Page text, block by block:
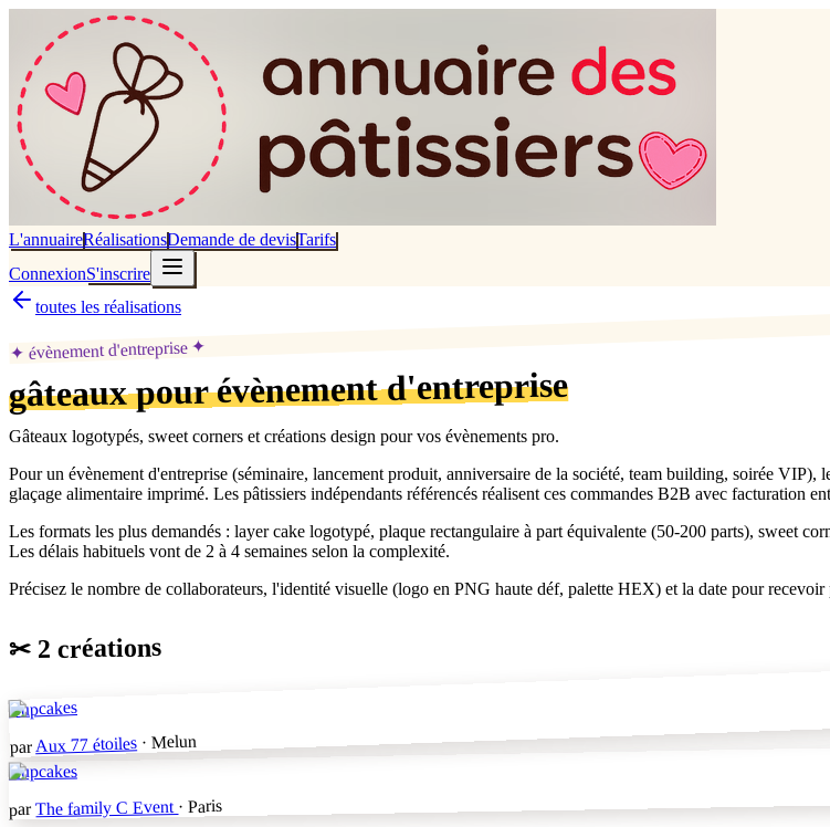
L'annuaireRéalisationsDemande de devisTarifs
ConnexionS'inscrire
toutes les réalisations
✦ évènement d'entreprise✦
gâteaux pour évènement d'entreprise
Gâteaux logotypés, sweet corners et créations design pour vos évènements pro.
Pour un évènement d'entreprise (séminaire, lancement produit, anniversaire de la société, team building, soirée
glaçage alimentaire imprimé. Les pâtissiers indépendants référencés réalisent ces commandes B2B avec facturation
Les formats les plus demandés : layer cake logotypé, plaque rectangulaire à part équivalente (50-200 parts), sweet
Les délais habituels vont de 2 à 4 semaines selon la complexité.
Précisez le nombre de collaborateurs, l'identité visuelle (logo en PNG haute déf, palette HEX) et la date pour recevoir
✂ 2 créations
Cupcakes
par Aux 77 étoiles· Melun
Cupcakes
par The family C Event · Paris